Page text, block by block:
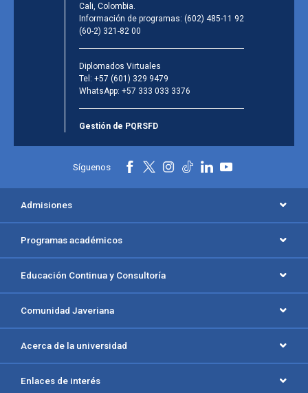
Cali, Colombia.
Información de programas: (602) 485-11 92
(60-2) 321-82 00
Diplomados Virtuales
Tel: +57 (601) 329 9479
WhatsApp: +57 333 033 3376
Gestión de PQRSFD
Síguenos
Admisiones
Programas académicos
Educación Continua y Consultoría
Comunidad Javeriana
Acerca de la universidad
Enlaces de interés